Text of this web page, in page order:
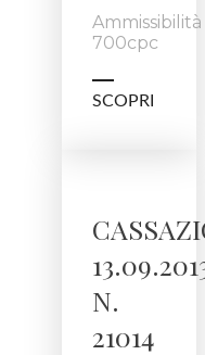
Ammissibilità
700cpc
SCOPRI
N.
21014